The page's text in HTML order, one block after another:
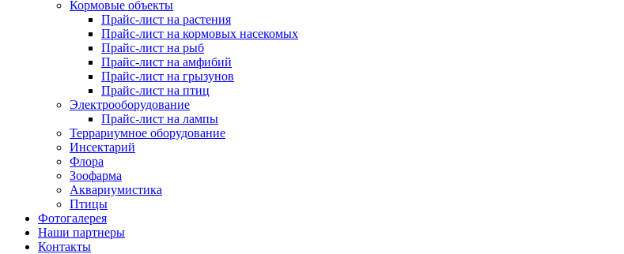
Кормовые объекты
Прайс-лист на растения
Прайс-лист на кормовых насекомых
Прайс-лист на рыб
Прайс-лист на амфибий
Прайс-лист на грызунов
Прайс-лист на птиц
Электрооборудование
Прайс-лист на лампы
Террариумное оборудование
Инсектарий
Флора
Зоофарма
Аквариумистика
Птицы
Фотогалерея
Наши партнеры
Контакты